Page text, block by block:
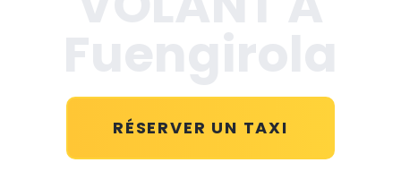
RÉSERVER UN TAXI